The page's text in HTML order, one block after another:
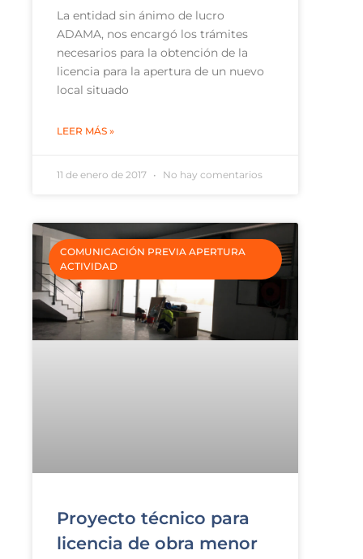
La entidad sin ánimo de lucro
ADAMA, nos encargó los trámites
necesarios para la obtención de la
licencia para la apertura de un nuevo
local situado
LEER MÁS »
11 de enero de 2017 No hay comentarios
COMUNICACIÓN PREVIA APERTURA
ACTIVIDAD
Proyecto técnico para
licencia de obra menor